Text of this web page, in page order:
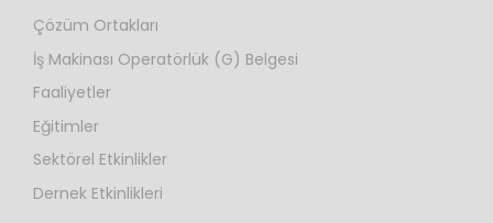
Çözüm Ortakları
İş Makinası Operatörlük (G) Belgesi
Faaliyetler
Eğitimler
Sektörel Etkinlikler
Dernek Etkinlikleri